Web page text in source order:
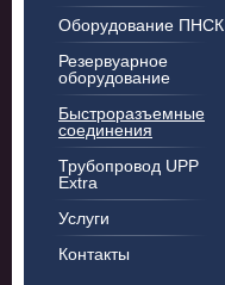
Оборудование ПНСК
Резервуарное
оборудование
Быстроразъемные
соединения
Трубопровод UPP
Extra
Услуги
Контакты